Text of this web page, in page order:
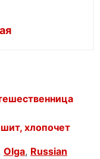
хлопочет
Olga, Russian